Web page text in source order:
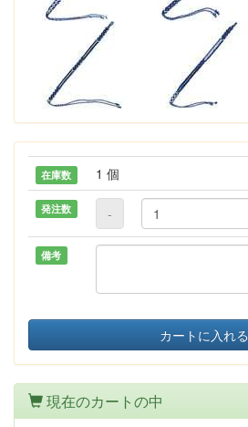
在庫数 1 個
発注数 -
備考
カートに入れる
現在のカートの中